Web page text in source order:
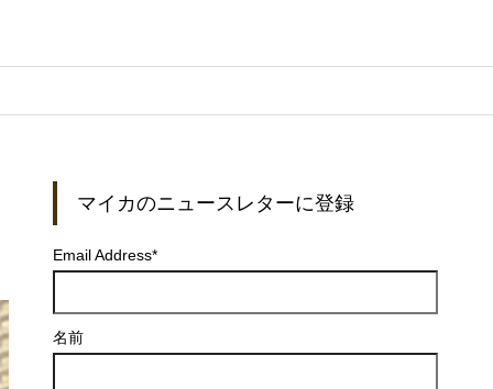
マイカのニュースレターに登録
Email Address*
名前